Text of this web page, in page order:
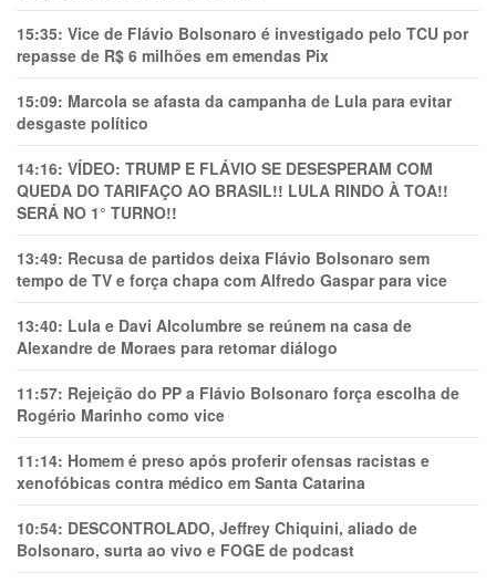
15:35: Vice de Flávio Bolsonaro é investigado pelo TCU por
repasse de R$ 6 milhões em emendas Pix
15:09: Marcola se afasta da campanha de Lula para evitar
desgaste político
14:16: VÍDEO: TRUMP E FLÁVIO SE DESESPERAM COM
QUEDA DO TARIFAÇO AO BRASIL!! LULA RINDO À TOA!!
SERÁ NO 1° TURNO!!
13:49: Recusa de partidos deixa Flávio Bolsonaro sem
tempo de TV e força chapa com Alfredo Gaspar para vice
13:40: Lula e Davi Alcolumbre se reúnem na casa de
Alexandre de Moraes para retomar diálogo
11:57: Rejeição do PP a Flávio Bolsonaro força escolha de
Rogério Marinho como vice
11:14: Homem é preso após proferir ofensas racistas e
xenofóbicas contra médico em Santa Catarina
10:54: DESCONTROLADO, Jeffrey Chiquini, aliado de
Bolsonaro, surta ao vivo e FOGE de podcast